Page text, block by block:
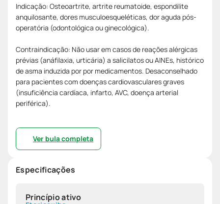
Indicação: Osteoartrite, artrite reumatoide, espondilite
anquilosante, dores musculoesqueléticas, dor aguda pós-
operatória (odontológica ou ginecológica).
Contraindicação: Não usar em casos de reações alérgicas
prévias (anáfilaxia, urticária) a salicilatos ou AINEs, histórico
de asma induzida por por medicamentos. Desaconselhado
para pacientes com doenças cardiovasculares graves
(insuficiência cardíaca, infarto, AVC, doença arterial
periférica).
Ver bula completa
Especificações
Princípio ativo